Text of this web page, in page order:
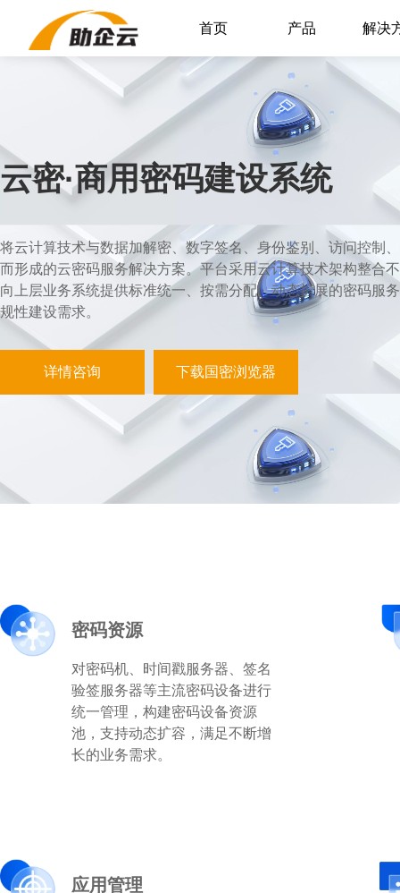
首页 产品 解决
云密·商用密码建设系统
将云计算技术与数据加解密、数字签名、身份鉴别、访问控制
而形成的云密码服务解决方案。平台采用云计算技术架构整合
向上层业务系统提供标准统一、按需分配、动态扩展的密码服
规性建设需求。
详情咨询 下载国密浏览器
密码资源
对密码机、时间戳服务器、签名
验签服务器等主流密码设备进行
统一管理，构建密码设备资源
池，支持动态扩容，满足不断增
长的业务需求。
应用管理